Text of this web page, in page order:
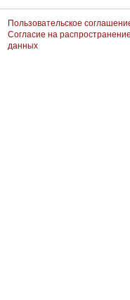
Пользовательское
Согласие на
данных